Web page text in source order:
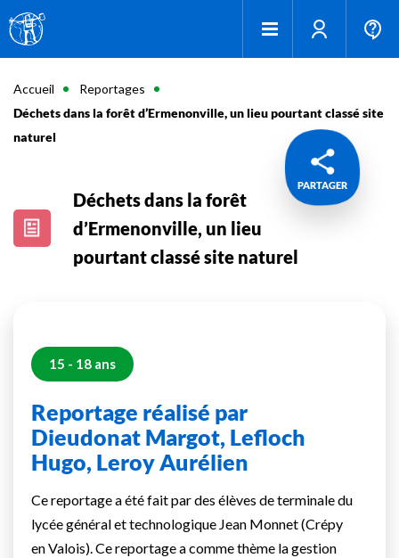
Accueil
Reportages
Déchets dans la forêt d’Ermenonville, un lieu pourtant classé site
naturel
PARTAGER
Déchets dans la forêt
d’Ermenonville, un lieu
pourtant classé site naturel
15 - 18 ans
Reportage réalisé par
Dieudonat Margot, Lefloch
Hugo, Leroy Aurélien
Ce reportage a été fait par des élèves de terminale du
lycée général et technologique Jean Monnet (Crépy
en Valois). Ce reportage a comme thème la gestion